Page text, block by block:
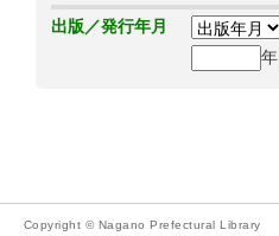
出版／発行年月
年
Copyright © Nagano Prefectural Library